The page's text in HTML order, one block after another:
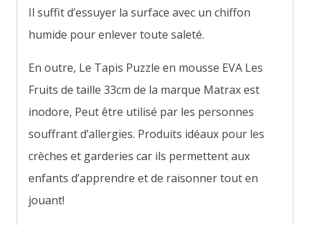
Il suffit d’essuyer la surface avec un chiffon
humide pour enlever toute saleté.
En outre, Le Tapis Puzzle en mousse EVA Les
Fruits de taille 33cm de la marque Matrax est
inodore, Peut être utilisé par les personnes
souffrant d’allergies. Produits idéaux pour les
crèches et garderies car ils permettent aux
enfants d’apprendre et de raisonner tout en
jouant!